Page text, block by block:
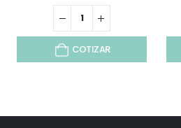
COTIZAR